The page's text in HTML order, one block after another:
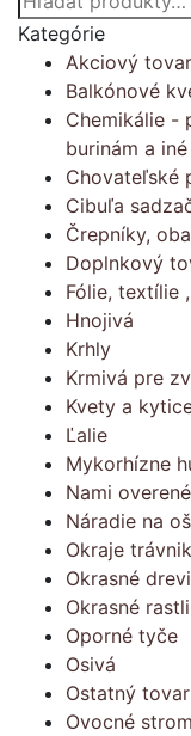
Kategórie
Akciový tovar
Balkónové
Chemikálie -
burinám a iné
Chovateľské
Cibuľa
Črepníky,
Doplnkový
Fólie, textílie
Hnojivá
Krhly
Krmivá pre
Kvety a
Ľalie
Mykorhízne
Nami
Náradie na
Okraje
Okrasné
Okrasné
Oporné tyče
Osivá
Ostatný tovar
Ovocné